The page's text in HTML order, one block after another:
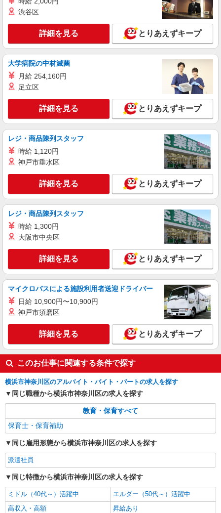
※試用期間なし ※雇用期間の定めあり ※給与幅は
神奈川県横浜市神奈川区神大寺4
詳細を見る
派遣社員
セントスタッフ株式会社 横浜支店（26139)
NEW
【保育士資格必須】 時給：1,500円〜 ※交通
費全額別途支給 ※試用期間なし ※雇用期間の定め
あり ※給与幅は経験・能力による
神奈川県横浜市神奈川区三ツ沢中町
キープ 詳細を見る
派遣社員
セントスタッフ株式会社 横浜支店（10553)
NEW
保育士
【保育士資格必須】 時給：1,500円〜 ※交通
費全額別途支給 ※試用期間なし ※雇用期間の定め
あり ※給与幅は経験・能力による
神奈川県横浜市神奈川区西寺尾3
キープ 詳細を見る
渋谷区
詳細を見る とりあえずキープ
大学病院の中材滅菌
月給 254,160円
足立区
詳細を見る とりあえずキープ
レジ・商品陳列スタッフ
時給 1,120円
神戸市垂水区
詳細を見る とりあえずキープ
レジ・商品陳列スタッフ
時給 1,300円
大阪市中央区
詳細を見る とりあえずキープ
マイクロバスによる施設利用者送迎ドライバー
日給 10,900円〜10,900円
神戸市須磨区
詳細を見る とりあえずキープ
このお仕事に関連する条件で探す
横浜市神奈川区のアルバイト・バイト・パートの求人を探す
同じ職種から横浜市神奈川区の求人を探す
教育・保育すべて
保育士・保育補助
同じ雇用形態から横浜市神奈川区の求人を探す
派遣社員
同じ特徴から横浜市神奈川区の求人を探す
ミドル（40代～）活躍中
エルダー（50代～）活躍中
高収入・高額
昇給あり